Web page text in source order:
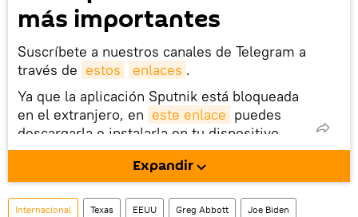
más importantes
Suscríbete a nuestros canales de Telegram a
través de estos enlaces .
Ya que la aplicación Sputnik está bloqueada
en el extranjero, en este enlace puedes
descargarla e instalarla en tu dispositivo
móvil (¡solo para Android!).
También tenemos una cuenta en la red
social rusa VK .
Expandir
Internacional Texas EEUU Greg Abbott Joe Biden